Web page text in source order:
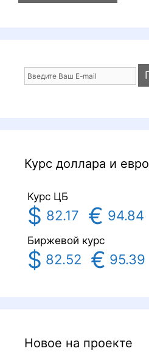
Курс доллара и евро
Курс ЦБ
$ 82.17 € 94.84
Биржевой курс
$ 82.52 € 95.39
Новое на проекте